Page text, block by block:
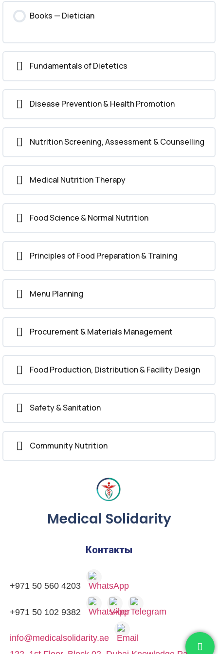
Books — Dietician
Fundamentals of Dietetics
Disease Prevention & Health Promotion
Nutrition Screening, Assessment & Counselling
Medical Nutrition Therapy
Food Science & Normal Nutrition
Principles of Food Preparation & Training
Menu Planning
Procurement & Materials Management
Food Production, Distribution & Facility Design
Safety & Sanitation
Community Nutrition
Medical Solidarity
Контакты
+971 50 560 4203
+971 50 102 9382
info@medicalsolidarity.ae